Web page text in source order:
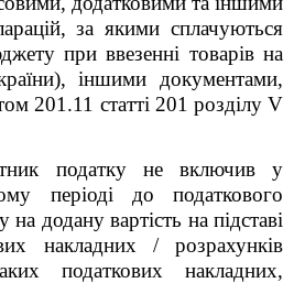
за якими сплачуються
при ввезенні товарів на
іншими документами,
201.11 статті 201 розділу V
податку не включив у
періоді до податкового
додану вартість на підставі
накладних / розрахунків
податкових накладних,